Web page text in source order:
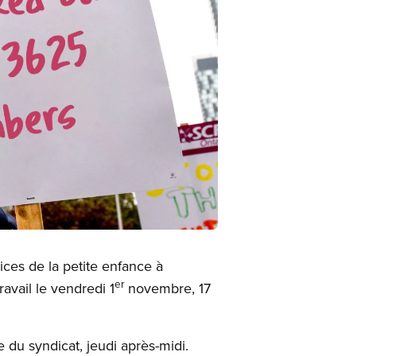
de la petite enfance à
le vendredi 1ernovembre, 17
syndicat, jeudi après-midi.